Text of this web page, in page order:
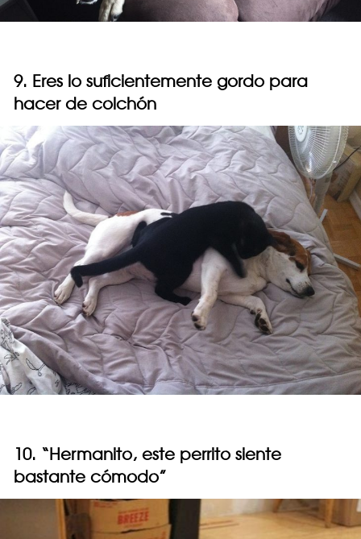
9. Eres lo suficientemente gordo para
hacer de colchón
10. “Hermanito, este perrito siente
bastante cómodo”